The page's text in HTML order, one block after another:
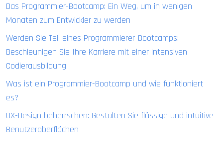
Das Programmier-Bootcamp: Ein Weg, um in wenigen
Monaten zum Entwickler zu werden
Werden Sie Teil eines Programmierer-Bootcamps:
Beschleunigen Sie Ihre Karriere mit einer intensiven
Codierausbildung
Was ist ein Programmier-Bootcamp und wie funktioniert
es?
UX-Design beherrschen: Gestalten Sie flüssige und intuitive
Benutzeroberflächen